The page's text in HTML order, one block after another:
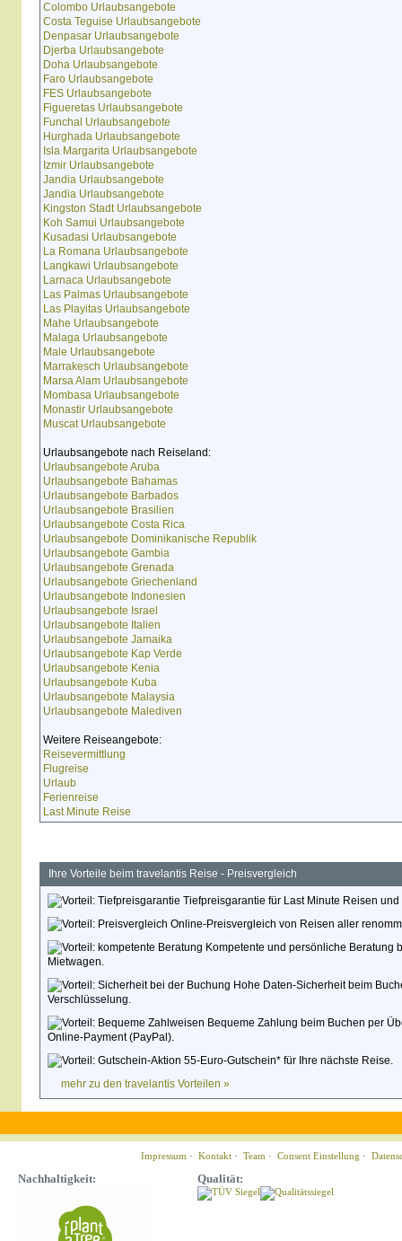
Colombo Urlaubsangebote
Costa Teguise Urlaubsangebote
Denpasar Urlaubsangebote
Djerba Urlaubsangebote
Doha Urlaubsangebote
Faro Urlaubsangebote
FES Urlaubsangebote
Figueretas Urlaubsangebote
Funchal Urlaubsangebote
Hurghada Urlaubsangebote
Isla Margarita Urlaubsangebote
Izmir Urlaubsangebote
Jandia Urlaubsangebote
Jandia Urlaubsangebote
Kingston Stadt Urlaubsangebote
Koh Samui Urlaubsangebote
Kusadasi Urlaubsangebote
La Romana Urlaubsangebote
Langkawi Urlaubsangebote
Larnaca Urlaubsangebote
Las Palmas Urlaubsangebote
Las Playitas Urlaubsangebote
Mahe Urlaubsangebote
Malaga Urlaubsangebote
Male Urlaubsangebote
Marrakesch Urlaubsangebote
Marsa Alam Urlaubsangebote
Mombasa Urlaubsangebote
Monastir Urlaubsangebote
Muscat Urlaubsangebote
Urlaubsangebote nach Reiseland:
Urlaubsangebote Aruba
Urlaubsangebote Bahamas
Urlaubsangebote Barbados
Urlaubsangebote Brasilien
Urlaubsangebote Costa Rica
Urlaubsangebote Dominikanische Republik
Urlaubsangebote Gambia
Urlaubsangebote Grenada
Urlaubsangebote Griechenland
Urlaubsangebote Indonesien
Urlaubsangebote Israel
Urlaubsangebote Italien
Urlaubsangebote Jamaika
Urlaubsangebote Kap Verde
Urlaubsangebote Kenia
Urlaubsangebote Kuba
Urlaubsangebote Malaysia
Urlaubsangebote Malediven
Weitere Reiseangebote:
Reisevermittlung
Flugreise
Urlaub
Ferienreise
Last Minute Reise
Ihre Vorteile beim travelantis Reise - Preisvergleich
Tiefpreisgarantie für Last Minute Reisen
Online-Preisvergleich von Reisen aller
Kompetente und persönliche Beratung
Mietwagen.
Hohe Daten-Sicherheit beim
Verschlüsselung.
Bequeme Zahlung beim Buchen per
Online-Payment (PayPal).
55-Euro-Gutschein* für Ihre nächste Reise.
mehr zu den travelantis Vorteilen »
Impressum · Kontakt · Team · Consent Einstellung ·
Nachhaltigkeit: Qualität: